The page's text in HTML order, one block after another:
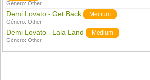
Género:Other
Demi Lovato - Get Back Medium
Género:Other
Demi Lovato - Lala Land Medium
Género:Other